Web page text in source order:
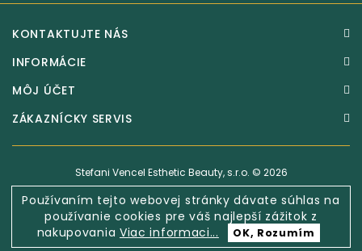
Používaním tejto webovej stránky dávate súhlas na
používanie cookies pre váš najlepší zážitok z
nakupovania Viac informaci... OK, Rozumím
KONTAKTUJTE NÁS
INFORMÁCIE
MÔJ ÚČET
ZÁKAZNÍCKY SERVIS
Stefani Vencel Esthetic Beauty, s.r.o. © 2026